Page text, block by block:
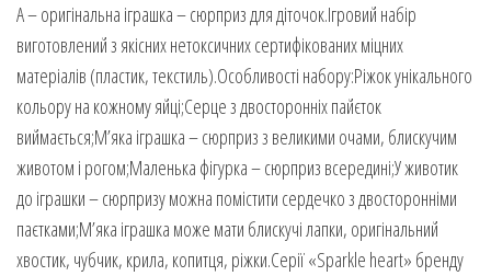
А – оригінальна іграшка – сюрприз для діточок.Ігровий набір
виготовлений з якісних нетоксичних сертифікованих міцних
матеріалів (пластик, текстиль).Особливості набору:Ріжок унікального
кольору на кожному яйці;Серце з двосторонніх пайєток
виймається;М’яка іграшка – сюрприз з великими очами, блискучим
животом і рогом;Маленька фігурка – сюрприз всередині;У животик
до іграшки – сюрпризу можна помістити сердечко з двосторонніми
паєтками;М’яка іграшка може мати блискучі лапки, оригінальний
хвостик, чубчик, крила, копитця, ріжки.Серії «Sparkle heart» бренду